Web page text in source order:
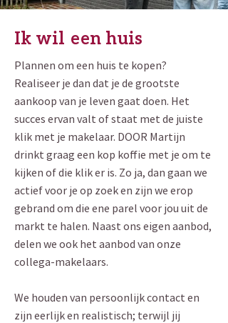
Ik wil een huis
Plannen om een huis te kopen?
Realiseer je dan dat je de grootste
aankoop van je leven gaat doen. Het
succes ervan valt of staat met de juiste
klik met je makelaar. DOOR Martijn
drinkt graag een kop koffie met je om te
kijken of die klik er is. Zo ja, dan gaan we
actief voor je op zoek en zijn we erop
gebrand om die ene parel voor jou uit de
markt te halen. Naast ons eigen aanbod,
delen we ook het aanbod van onze
collega-makelaars.
We houden van persoonlijk contact en
zijn eerlijk en realistisch; terwijl jij